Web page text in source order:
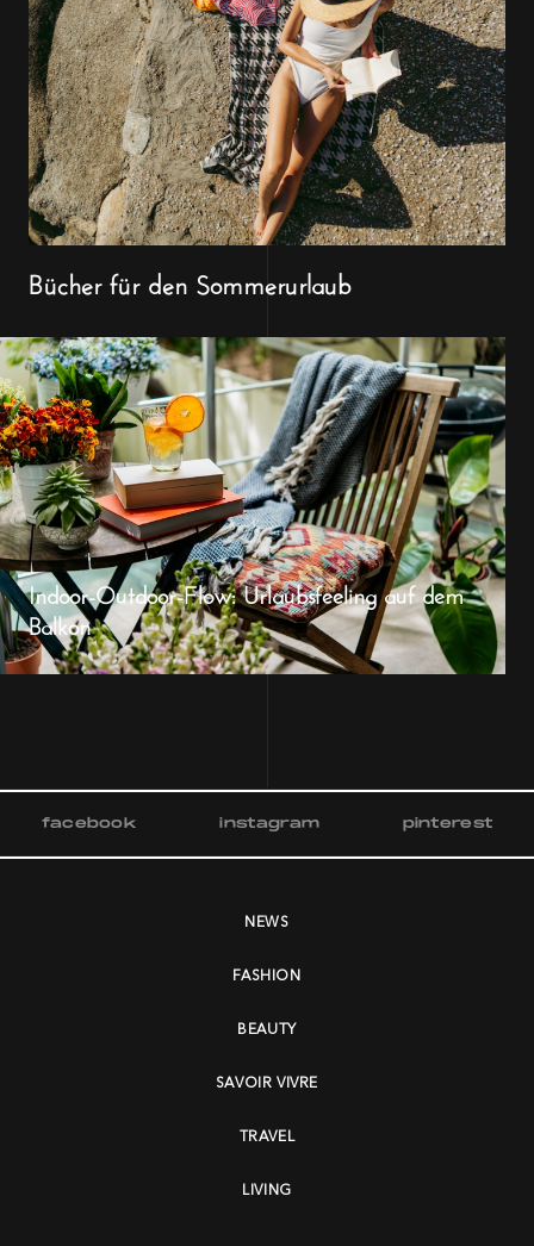
Bücher für den Sommerurlaub
Indoor-Outdoor-Flow: Urlaubsfeeling auf dem
Balkon
facebook instagram pinterest
NEWS
FASHION
BEAUTY
SAVOIR VIVRE
TRAVEL
LIVING